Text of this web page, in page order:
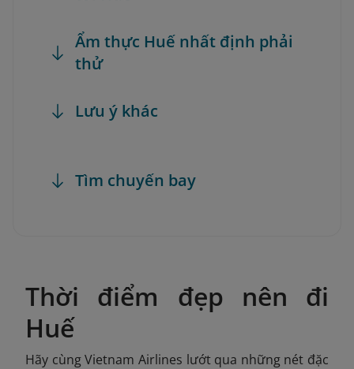
Ẩm thực Huế nhất định phải
thử
Lưu ý khác
Tìm chuyến bay
Thời điểm đẹp nên đi
Huế
Hãy cùng Vietnam Airlines lướt qua những nét đặc